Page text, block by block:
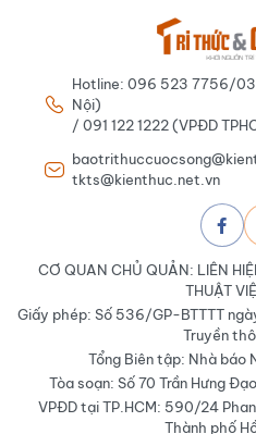
Hotline: 096 523 7756/
Nội)
/ 091 122 1222 (VPĐD
tkts@kienthuc.net.vn
CƠ QUAN CHỦ QUẢN: LIÊN
THUẬT
Giấy phép: Số 536/GP-BTTTT
Truyền
Tổng Biên tập: Nhà báo
Tòa soạn: Số 70 Trần Hưng
VPĐD tại TP.HCM: 590/24 Phan
Thành phố